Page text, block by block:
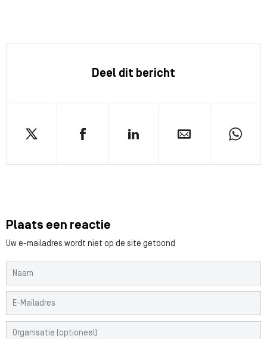
Deel dit bericht
Plaats een reactie
Uw e-mailadres wordt niet op de site getoond